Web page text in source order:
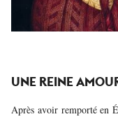
UNE REINE
Après avoir remporté en